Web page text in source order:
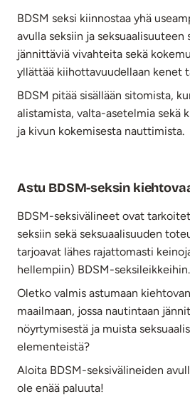
BDSM seksi kiinnostaa yhä
avulla seksiin ja seksuaalisuuteen
jännittäviä vivahteita sekä
yllättää kiihottavuudellaan kenet
BDSM pitää sisällään sitomista,
alistamista, valta-asetelmia sekä
ja kivun kokemisesta nauttimista.
Astu BDSM-seksin
BDSM-seksivälineet ovat
seksiin sekä seksuaalisuuden
tarjoavat lähes rajattomasti
hellempiin) BDSM-seksileikkeihin.
Oletko valmis astumaan
maailmaan, jossa nautintaan
nöyrtymisestä ja muista
elementeistä?
Aloita BDSM-seksivälineiden
ole enää paluuta!